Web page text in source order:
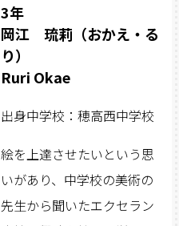
3年
岡江 琉莉（おかえ・る
り）
Ruri Okae
出身中学校：穂高西中学校
絵を上達させたいという思
いがあり、中学校の美術の
先生から聞いたエクセラン